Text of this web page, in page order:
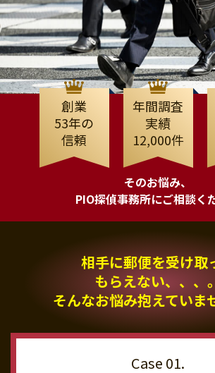
創業
53年の
信頼
年間調査
実績
12,000件
そのお悩み、
PIO探偵事務所にご相談く
相手に郵便を受け取
もらえない、、、。
そんなお悩み抱えていま